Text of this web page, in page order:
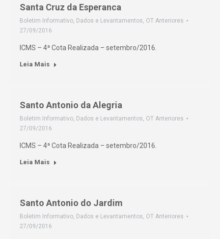
Santa Cruz da Esperanca
Boletim Informativo, Dados e Levantamentos, OT Anteriores
27/09/2016
ICMS – 4ª Cota Realizada – setembro/2016.
Leia Mais
Santo Antonio da Alegria
Boletim Informativo, Dados e Levantamentos, OT Anteriores
27/09/2016
ICMS – 4ª Cota Realizada – setembro/2016.
Leia Mais
Santo Antonio do Jardim
Boletim Informativo, Dados e Levantamentos, OT Anteriores
27/09/2016